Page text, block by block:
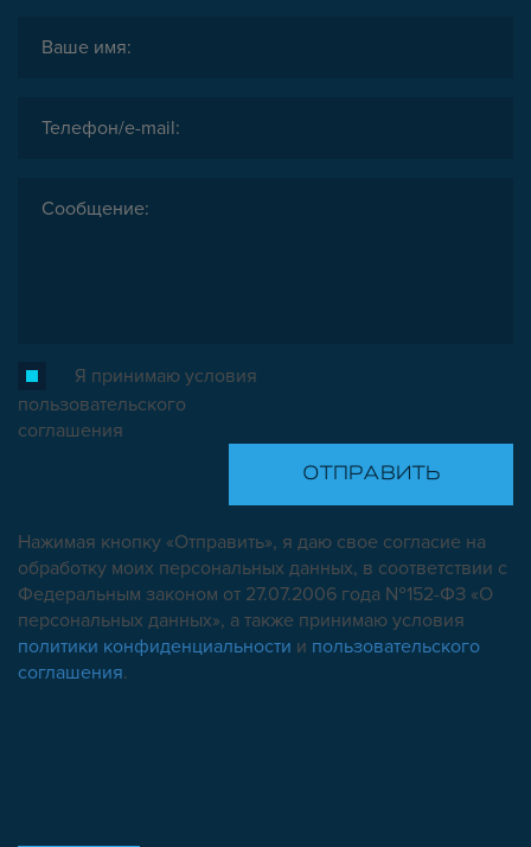
НАБОРЫ
ЭЛЕМЕНТЫ ДЛЯ КРЕПЛЕНИЯ КАБЕЛЕЙ,
ПАНЕЛЕЙ, ЛИСТА, СЕТКИ
КОМПОНЕНТЫ ДЛЯ КОНВЕЙЕРОВ
Я принимаю условия
пользовательского
соглашения
Нажимая кнопку «Отправить», я даю свое согласие на
обработку моих персональных данных, в соответствии с
Федеральным законом от 27.07.2006 года №152-ФЗ «О
персональных данных», а также принимаю условия
политики конфиденциальности и пользовательского
соглашения.